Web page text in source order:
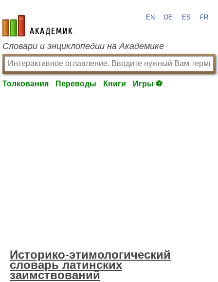
academic.ru
EN DE ES FR
Словари и энциклопедии на Академике
Толкования Переводы Книги Игры ⚽
Историко-этимологический
словарь латинских
заимствований